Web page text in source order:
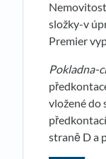
složky-v
Premier
Pokladna-
vložené do
straně D a